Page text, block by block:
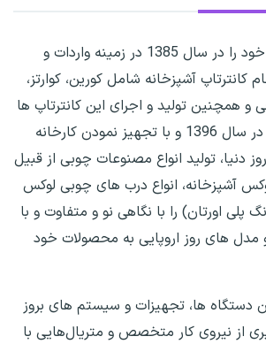
شرکت رامند فعالیت خود را در سال 1385 در زمینه واردات و
کانترتاپ آشپزخانه شامل کورین، کوارتز،
همچنین تولید و اجرای این کانترتاپ ها
آغاز نمود. پس از آن در سال 1396 و با تجهیز نمودن کارخانه
دنیا، تولید انواع مصنوعات چوبی از قبیل
آشپزخانه، انواع درب های چوبی لوکس
اورتان) را با نگاهی نو و متفاوت و با
مدل های روز اروپایی به محصولات خود
دستگاه ها، تجهیزات و سیستم های بروز
از نیروی کار متخصص و متریال‌هایی با